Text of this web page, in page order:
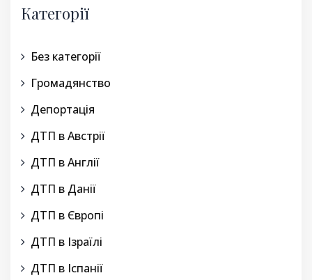
Категорії
Без категорії
Громадянство
Депортація
ДТП в Австрії
ДТП в Англії
ДТП в Данії
ДТП в Європі
ДТП в Ізраїлі
ДТП в Іспанії